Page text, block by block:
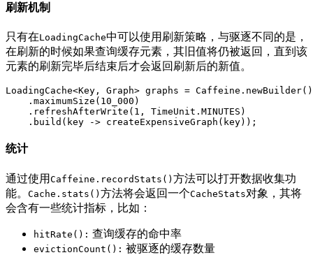
刷新机制
只有在LoadingCache中可以使用刷新策略，与驱逐不同的是，
在刷新的时候如果查询缓存元素，其旧值将仍被返回，直到该
元素的刷新完毕后结束后才会返回刷新后的新值。
LoadingCache<Key, Graph> graphs = Caffeine.newBuilder()
    .maximumSize(10_000)
    .refreshAfterWrite(1, TimeUnit.MINUTES)
统计
通过使用 Caffeine.recordStats() 方法可以打开数据收集功
能。 Cache.stats() 方法将会返回一个CacheStats对象，其将
会含有一些统计指标，比如：
hitRate(): 查询缓存的命中率
evictionCount(): 被驱逐的缓存数量